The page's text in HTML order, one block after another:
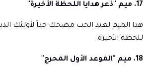
17. ميم "ذعر هدايا اللحظة الأخيرة"
هذا الميم لعيد الحب مضحك جداً لأولئك
للحظة الأخيرة.
18. ميم "الموعد الأول المحرج"